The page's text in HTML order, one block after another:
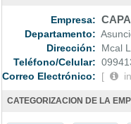
Empresa:
Departamento:
Dirección: Mcal
Teléfono/Celular:
Correo Electrónico:
[
CATEGORIZACION DE LA